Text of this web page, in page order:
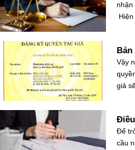
nhận
Vậy
giả
Để
cầu